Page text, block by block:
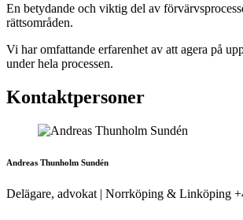
En betydande och viktig del av
rättsområden.
Vi har omfattande erfarenhet av att agera på
under hela processen.
Kontaktpersoner
Andreas Thunholm Sundén
Delägare, advokat | Norrköping & Linköping